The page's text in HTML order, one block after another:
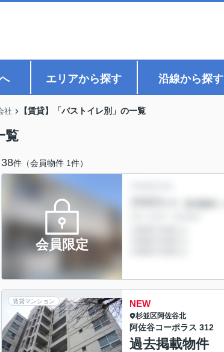
エリアから探す 沿線から探す
社 【賃貸】「バストイレ別」の一覧
覧
38件（会員物件 1件）
会員限定
賃貸マンション NEW
杉並区阿佐谷北
阿佐谷コーポラス 312
過去掲載物件